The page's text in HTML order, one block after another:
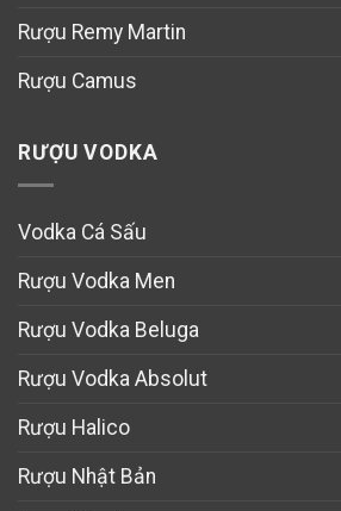
Rượu Remy Martin
Rượu Camus
RƯỢU VODKA
Vodka Cá Sấu
Rượu Vodka Men
Rượu Vodka Beluga
Rượu Vodka Absolut
Rượu Halico
Rượu Nhật Bản